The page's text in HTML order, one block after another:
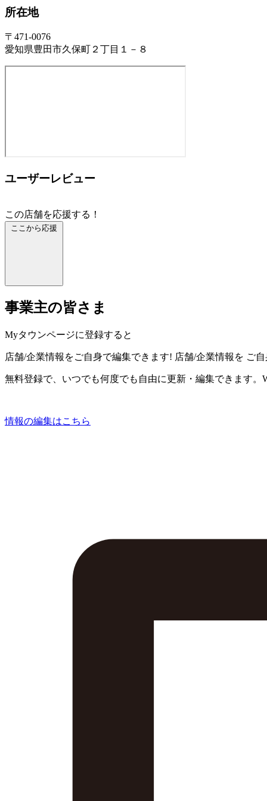
所在地
〒471-0076
愛知県豊田市久保町２丁目１－８
ユーザーレビュー
この店舗を応援する！
ここから応援
事業主の皆さま
Myタウンページに登録すると
店舗/企業情報をご自身で編集できます! 店舗/企業情報を ご
無料登録で、いつでも何度でも自由に更新・編集できます。
情報の編集はこちら